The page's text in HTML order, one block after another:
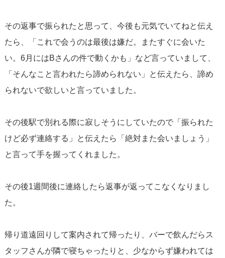
その返事で振られたと思って、今後も元気でいてねと伝え
たら、「これで会うのは最後は嫌だ。またすぐに会いた
い。6月にはBさんの件で動くかも」など言っていまして、
「そんなこと言われたら諦められない」と伝えたら、諦め
られないで欲しいと言っていました。
その後駅で別れる際に寂しそうにしていたので「振られた
けど必ず連絡する」と伝えたら「絶対また会いましょう」
と言って手を握ってくれました。
その後1週間後に連絡したら返事が返ってこなくなりまし
た。
帰り道遠回りして案内されて帰ったり、バーで飲んだらス
タッフさんが隣で寝ちゃったりと、少なからず嫌われては